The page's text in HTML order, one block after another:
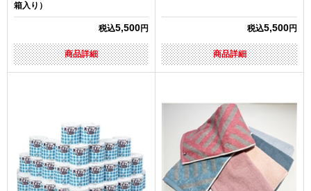
箱入り）
税込5,500円
商品詳細
税込5,500円
商品詳細